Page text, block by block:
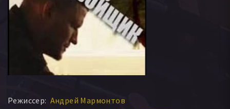
Режиссер: Андрей Мармонтов